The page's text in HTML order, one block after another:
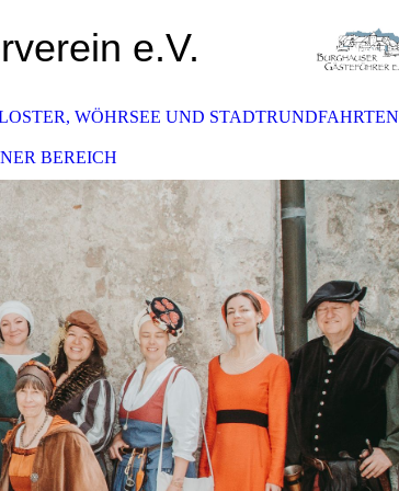
e.V.
WÖHRSEE UND STADTRUNDFAHRTEN
BEREICH